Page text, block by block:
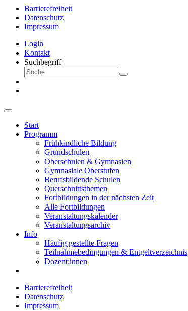
Barrierefreiheit
Datenschutz
Impressum
Login
Kontakt
Suchbegriff
Start
Programm
Frühkindliche Bildung
Grundschulen
Oberschulen & Gymnasien
Gymnasiale Oberstufen
Berufsbildende Schulen
Querschnittsthemen
Fortbildungen in der nächsten Zeit
Alle Fortbildungen
Veranstaltungskalender
Veranstaltungsarchiv
Info
Häufig gestellte Fragen
Teilnahmebedingungen & Entgeltverzeichnis
Dozent:innen
Barrierefreiheit
Datenschutz
Impressum